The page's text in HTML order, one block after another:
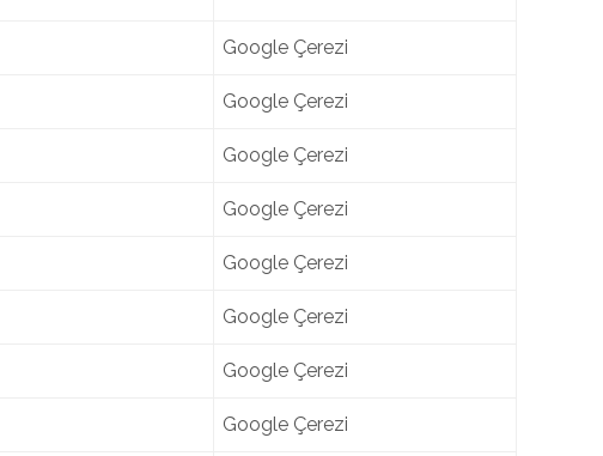
Google Çerezi
Google Çerezi
Google Çerezi
Google Çerezi
Google Çerezi
Google Çerezi
Google Çerezi
Google Çerezi